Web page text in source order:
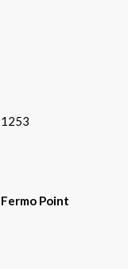
Point